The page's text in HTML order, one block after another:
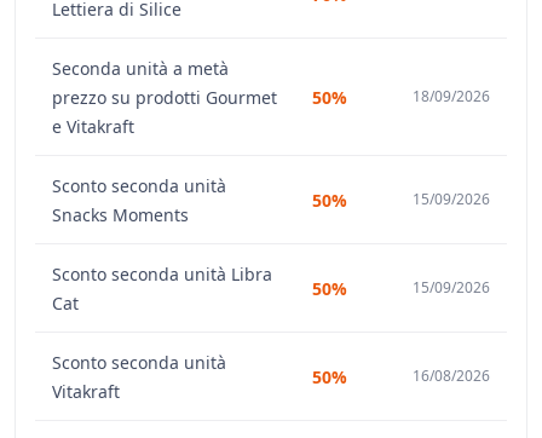
Lettiera di Silice
Seconda unità a metà
prezzo su prodotti Gourmet
e Vitakraft
50% 18/09/2026
Sconto seconda unità
Snacks Moments
50% 15/09/2026
Sconto seconda unità Libra
Cat
50% 15/09/2026
Sconto seconda unità
Vitakraft
50% 16/08/2026